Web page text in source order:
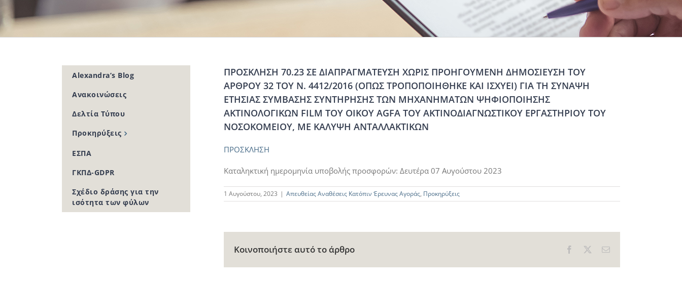
ΠΡΟΣΚΛΗΣΗ 70.23 ΣΕ ΔΙΑΠΡΑΓΜΑΤΕΥΣΗ ΧΩΡΙΣ ΠΡΟΗΓΟΥΜΕΝΗ ΔΗΜΟΣΙΕΥΣΗ ΤΟΥ
ΑΡΘΡΟΥ 32 ΤΟΥ Ν. 4412/2016 (ΟΠΩΣ ΤΡΟΠΟΠΟΙΗΘΗΚΕ ΚΑΙ ΙΣΧΥΕΙ) ΓΙΑ ΤΗ ΣΥΝΑΨΗ
ΕΤΗΣΙΑΣ ΣΥΜΒΑΣΗΣ ΣΥΝΤΗΡΗΣΗΣ ΤΩΝ ΜΗΧΑΝΗΜΑΤΩΝ ΨΗΦΙΟΠΟΙΗΣΗΣ
ΑΚΤΙΝΟΛΟΓΙΚΩΝ FILM ΤΟΥ ΟΙΚΟΥ AGFA ΤΟΥ ΑΚΤΙΝΟΔΙΑΓΝΩΣΤΙΚΟΥ ΕΡΓΑΣΤΗΡΙΟΥ ΤΟΥ
ΝΟΣΟΚΟΜΕΙΟΥ, ΜΕ ΚΑΛΥΨΗ ΑΝΤΑΛΛΑΚΤΙΚΩΝ
ΠΡΟΣΚΛΗΣΗ
Καταληκτική ημερομηνία υποβολής προσφορών: Δευτέρα 07 Αυγούστου 2023
1 Αυγούστου, 2023 | Απευθείας Αναθέσεις Κατόπιν Έρευνας Αγοράς, Προκηρύξεις
Κοινοποιήστε αυτό το άρθρο Facebook Email
Alexandra’s Blog
Ανακοινώσεις
Δελτία Τύπου
Προκηρύξεις
ΕΣΠΑ
ΓΚΠΔ-GDPR
Σχέδιο δράσης για την
ισότητα των φύλων